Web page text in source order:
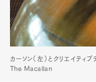
カーソン（左）とクリエイティ
The Macallan